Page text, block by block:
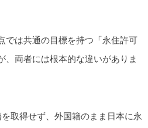
では共通の目標を持つ「永住許可
、両者には根本的な違いがありま
取得せず、 外国籍のまま 日本に永